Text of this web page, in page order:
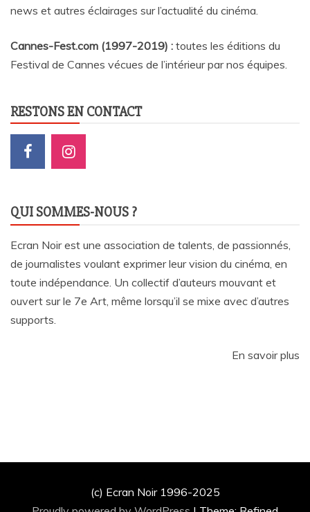
news et autres éclairages sur l’actualité du cinéma
Cannes-Fest.com (1997-2019) : toutes les éditions du
Festival de Cannes vécues de l’intérieur par nos équipes.
RESTONS EN CONTACT
QUI SOMMES-NOUS ?
Ecran Noir est une association de talents, de passionnés,
de journalistes voulant exprimer leur vision du cinéma, en
toute indépendance. Un collectif d’auteurs mouvant et
ouvert sur le 7e Art, même lorsqu’il se mixe avec d’autres
supports.
En savoir plus
(c) Ecran Noir 1996-2025